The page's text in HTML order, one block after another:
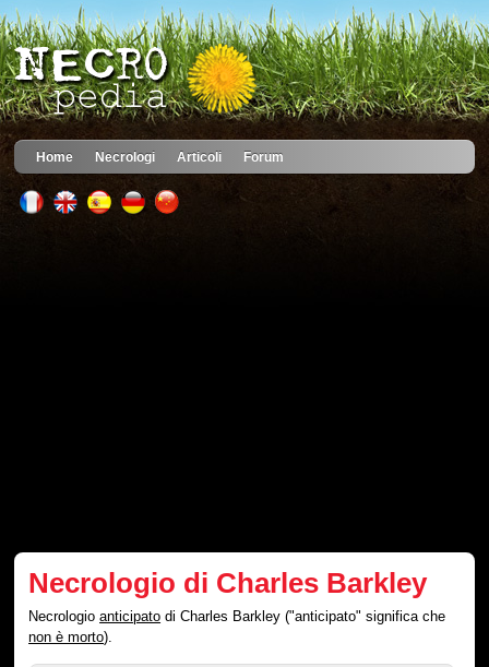
Home Necrologi Articoli Forum
Necrologio di Charles Barkley
Necrologioanticipato di Charles Barkley ("anticipato" significa che
non è morto).